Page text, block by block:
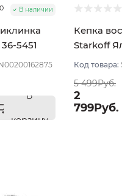
0 В наличии
5451
В
корзину
Кепка
Starkoff
Код товара:
5 499Руб.
2
799Руб.